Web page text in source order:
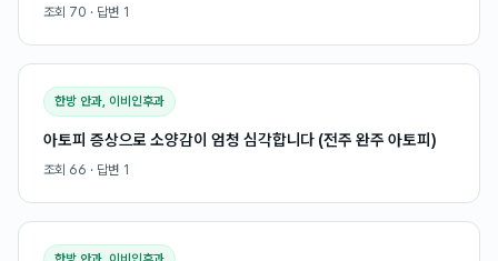
조회 70 · 답변 1
한방 안과, 이비인후과
아토피 증상으로 소양감이 엄청 심각합니다 (전주 완주 아토피)
조회 66 · 답변 1